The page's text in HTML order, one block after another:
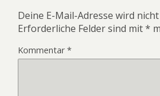
Deine E-Mail-Adresse wird
Erforderliche Felder sind mit*
Kommentar*